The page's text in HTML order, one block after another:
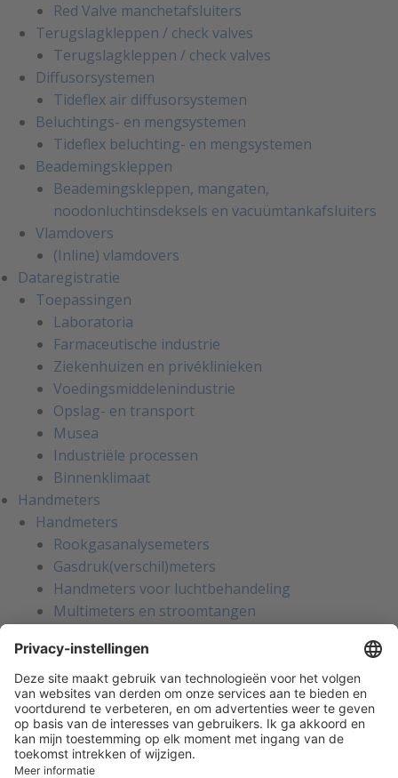
Red Valve manchetafsluiters
Terugslagkleppen / check valves
Terugslagkleppen / check valves
Diffusorsystemen
Tideflex air diffusorsystemen
Beluchtings- en mengsystemen
Tideflex beluchting- en mengsystemen
Beademingskleppen
Beademingskleppen, mangaten,
noodonluchtinsdeksels en vacuümtankafsluiters
Vlamdovers
(Inline) vlamdovers
Dataregistratie
Toepassingen
Laboratoria
Farmaceutische industrie
Ziekenhuizen en privéklinieken
Voedingsmiddelenindustrie
Opslag- en transport
Musea
Industriële processen
Binnenklimaat
Handmeters
Handmeters
Rookgasanalysemeters
Gasdruk(verschil)meters
Handmeters voor luchtbehandeling
Multimeters en stroomtangen
Apparatentesters voor NEN-3140
Handmeters voor koeltechniek
Inregelinstrumenten voor water
Gaslekzoekers
Persoonlijke bescherming
Warmtebeeldcamera's